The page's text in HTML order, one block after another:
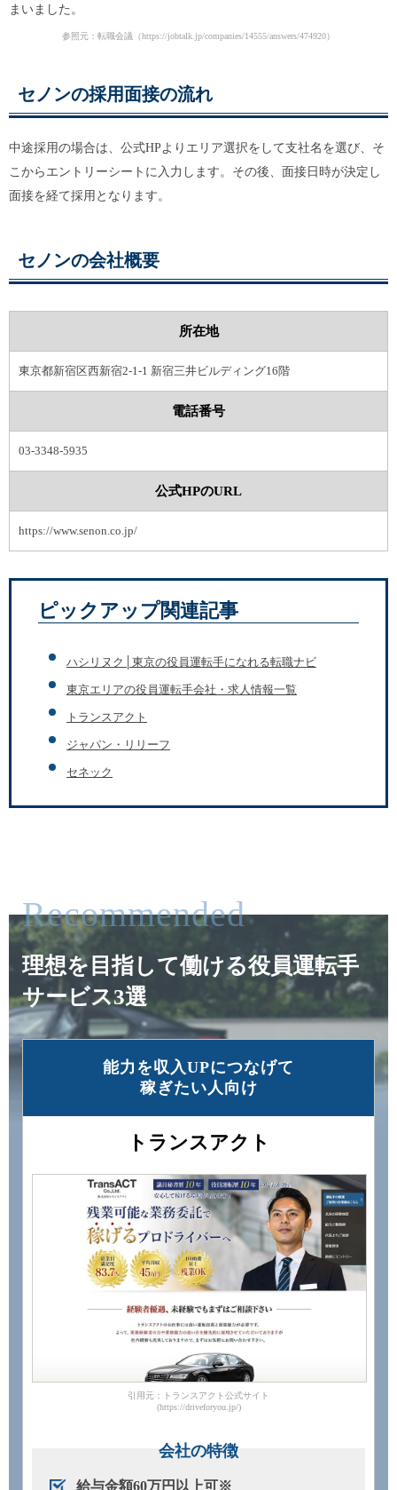
まいました。
参照元：転職会議（https://jobtalk.jp/companies/14555/answers/474920）
セノンの採用面接の流れ
中途採用の場合は、公式HPよりエリア選択をして支社名を選び、そ
こからエントリーシートに入力します。その後、面接日時が決定し
面接を経て採用となります。
セノンの会社概要
所在地
東京都新宿区西新宿2-1-1 新宿三井ビルディング16階
電話番号
03-3348-5935
公式HPのURL
https://www.senon.co.jp/
ピックアップ関連記事
ハシリヌク│東京の役員運転手になれる転職ナビ
東京エリアの役員運転手会社・求人情報一覧
トランスアクト
ジャパン・リリーフ
セネック
Recommended
理想を目指して働ける役員運転手
サービス3選
能力を収⼊UPにつなげて
稼ぎたい⼈向け
トランスアクト
引用元：トランスアクト公式サイト
(https://driveforyou.jp/)
会社の特徴
給与金額60万円以上可※